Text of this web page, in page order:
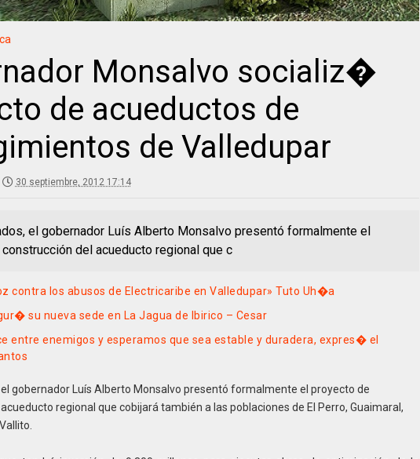
Monsalvo socializ�
de acueductos de
de Valledupar
30 septiembre, 2012 17:14
el gobernador Luís Alberto Monsalvo presentó formalmente el
del acueducto regional que c
contra los abusos de Electricaribe en Valledupar» Tuto Uh�a
su nueva sede en La Jagua de Ibirico – Cesar
entre enemigos y esperamos que sea estable y duradera, expres� el
el gobernador Luís Alberto Monsalvo presentó formalmente el proyecto de
regional que cobijará también a las poblaciones de El Perro, Guaimaral,